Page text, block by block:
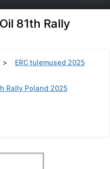
81th Rally
ERC tulemused 2025
Rally Poland 2025